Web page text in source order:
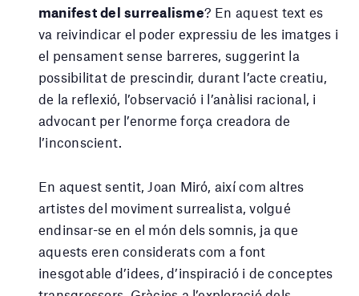
manifest del surrealisme? En aquest text es
va reivindicar el poder expressiu de les imatges i
el pensament sense barreres, suggerint la
possibilitat de prescindir, durant l’acte creatiu,
de la reflexió, l’observació i l’anàlisi racional, i
advocant per l’enorme força creadora de
l’inconscient.
En aquest sentit, Joan Miró, així com altres
artistes del moviment surrealista, volgué
endinsar-se en el món dels somnis, ja que
aquests eren considerats com a font
inesgotable d’idees, d’inspiració i de conceptes